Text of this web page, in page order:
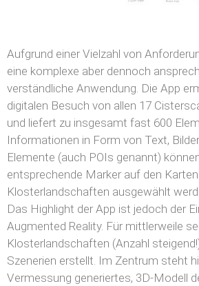
Aufgrund einer Vielzahl von
eine komplexe aber dennoch
verständliche Anwendung. Die App
digitalen Besuch von allen 17
und liefert zu insgesamt fast 600
Informationen in Form von Text,
Elemente (auch POIs genannt)
entsprechende Marker auf den
Klosterlandschaften ausgewählt
Das Highlight der App ist jedoch der
Augmented Reality. Für mittlerweile
Klosterlandschaften (Anzahl
Szenerien erstellt. Im Zentrum steht
Vermessung generiertes, 3D-Modell